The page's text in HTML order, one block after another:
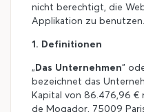
nicht berechtigt, die
Applikation zu benutzen.
1. Definitionen
„Das Unternehmen"
bezeichnet das
Kapital von 86.476,96 €
de Mogador, 75009